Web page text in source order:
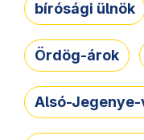
bírósági ülnök
Ördög-árok
Alsó-